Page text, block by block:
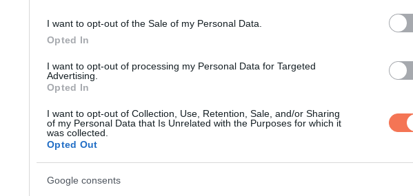
I want to opt-out of the Sale of my Personal Data.
Opted In
I want to opt-out of processing my Personal Data for Targeted
Advertising.
Opted In
I want to opt-out of Collection, Use, Retention, Sale, and/or Sharing
of my Personal Data that Is Unrelated with the Purposes for which it
was collected.
Opted Out
Google consents
A férjem 27 év házasság után azt
mondta, hogy „elhanyagoltam magam”,
hónappal később az ajtóm előtt üvöltött: